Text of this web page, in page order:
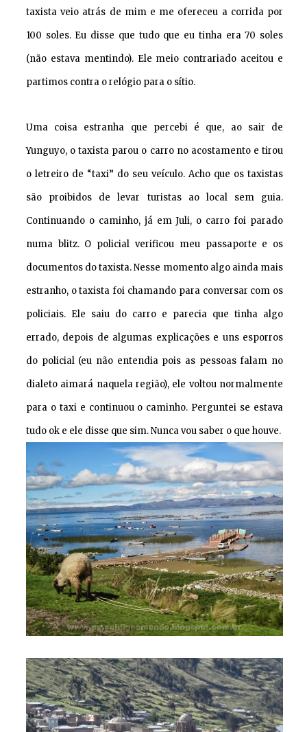
taxista veio atrás de mim e me ofereceu a corrida por
100 soles. Eu disse que tudo que eu tinha era 70 soles
(não estava mentindo). Ele meio contrariado aceitou e
partimos contra o relógio para o sítio.
Uma coisa estranha que percebi é que, ao sair de
Yunguyo, o taxista parou o carro no acostamento e tirou
o letreiro de “taxi” do seu veículo. Acho que os taxistas
são proibidos de levar turistas ao local sem guia.
Continuando o caminho, já em Juli, o carro foi parado
numa blitz. O policial verificou meu passaporte e os
documentos do taxista. Nesse momento algo ainda mais
estranho, o taxista foi chamando para conversar com os
policiais. Ele saiu do carro e parecia que tinha algo
errado, depois de algumas explicações e uns esporros
do policial (eu não entendia pois as pessoas falam no
dialeto aimará naquela região), ele voltou normalmente
para o taxi e continuou o caminho. Perguntei se estava
tudo ok e ele disse que sim. Nunca vou saber o que houve.